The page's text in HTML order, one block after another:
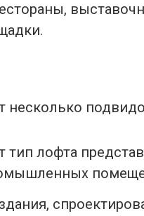
несколько
тип лофта